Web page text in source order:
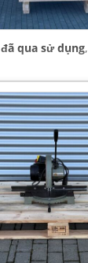
đã qua sử dụng,